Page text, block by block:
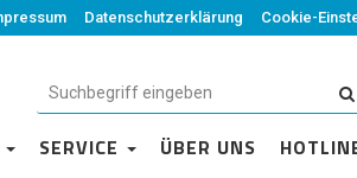
Datenschutzerklärung Cookie-Einstellungen
0
ÜBER UNS HOTLINE:
Datenschutzerklärung Cookie-
SERVICE ÜBER UNS